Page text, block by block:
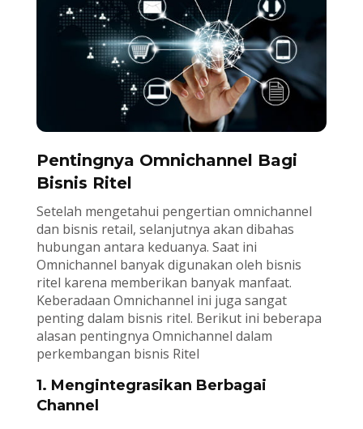
Pentingnya Omnichannel Bagi
Bisnis Ritel
Setelah mengetahui pengertian omnichannel
dan bisnis retail, selanjutnya akan dibahas
hubungan antara keduanya. Saat ini
Omnichannel banyak digunakan oleh bisnis
ritel karena memberikan banyak manfaat.
Keberadaan Omnichannel ini juga sangat
penting dalam bisnis ritel. Berikut ini beberapa
alasan pentingnya Omnichannel dalam
perkembangan bisnis Ritel
1. Mengintegrasikan Berbagai
Channel